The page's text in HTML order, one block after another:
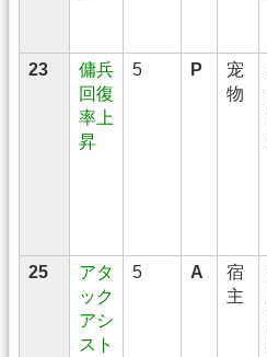
23
傭兵
回復
率上
昇
5 P
宠
物
25
アタ
ック
アシ
スト
5 A
宿
主